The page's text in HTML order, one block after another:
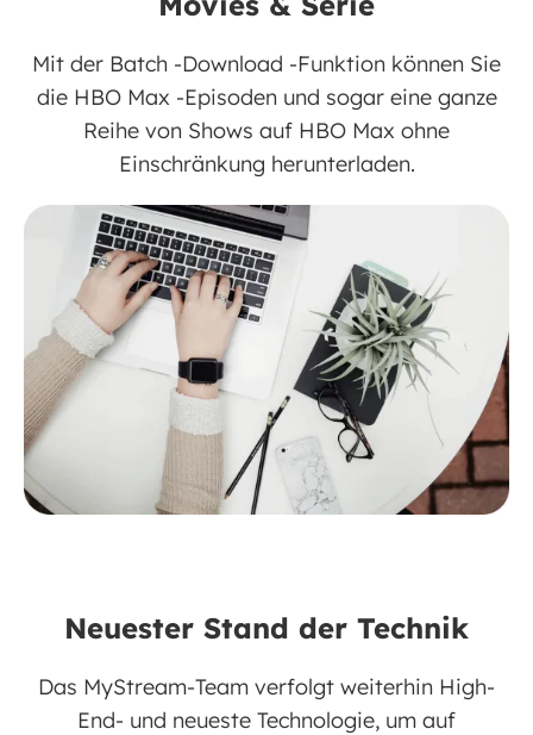
Mit der Batch -Download -Funktion können Sie
die HBO Max -Episoden und sogar eine ganze
Reihe von Shows auf HBO Max ohne
Einschränkung herunterladen.
Neuester Stand der Technik
Das MyStream-Team verfolgt weiterhin High-
End- und neueste Technologie, um auf